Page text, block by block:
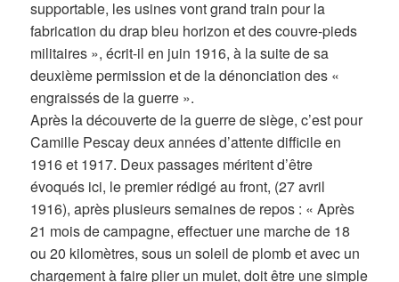
supportable, les usines vont grand train pour la
fabrication du drap bleu horizon et des couvre-pieds
militaires », écrit-il en juin 1916, à la suite de sa
deuxième permission et de la dénonciation des «
engraissés de la guerre ».
Après la découverte de la guerre de siège, c’est pour
Camille Pescay deux années d’attente difficile en
1916 et 1917. Deux passages méritent d’être
évoqués ici, le premier rédigé au front, (27 avril
1916), après plusieurs semaines de repos : « Après
21 mois de campagne, effectuer une marche de 18
ou 20 kilomètres, sous un soleil de plomb et avec un
chargement à faire plier un mulet, doit être une simple